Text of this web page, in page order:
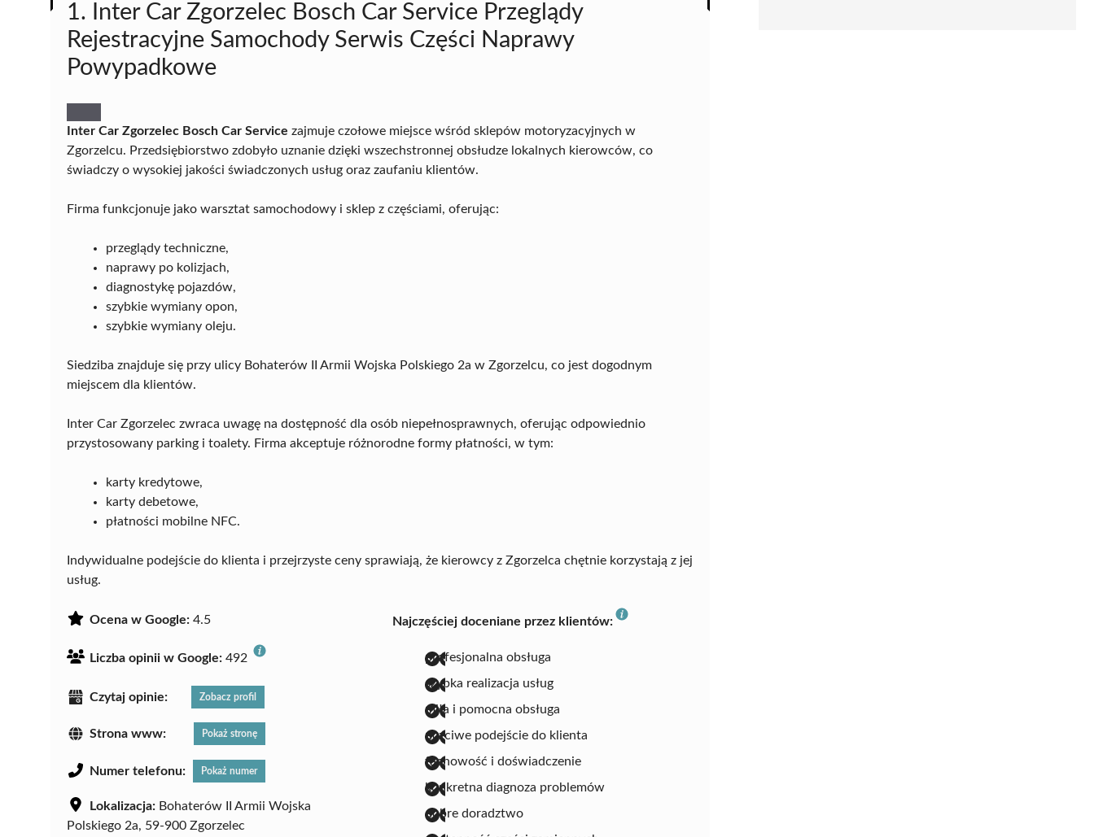
1. Inter Car Zgorzelec Bosch Car Service Przeglądy
Rejestracyjne Samochody Serwis Części Naprawy
Powypadkowe
Inter Car Zgorzelec Bosch Car Service zajmuje czołowe miejsce wśród sklepów motoryzacyjnych w
Zgorzelcu. Przedsiębiorstwo zdobyło uznanie dzięki wszechstronnej obsłudze lokalnych kierowców, co
świadczy o wysokiej jakości świadczonych usług oraz zaufaniu klientów.
Firma funkcjonuje jako warsztat samochodowy i sklep z częściami, oferując:
przeglądy techniczne,
naprawy po kolizjach,
diagnostykę pojazdów,
szybkie wymiany opon,
szybkie wymiany oleju.
Siedziba znajduje się przy ulicy Bohaterów II Armii Wojska Polskiego 2a w Zgorzelcu, co jest dogodnym
miejscem dla klientów.
Inter Car Zgorzelec zwraca uwagę na dostępność dla osób niepełnosprawnych, oferując odpowiednio
przystosowany parking i toalety. Firma akceptuje różnorodne formy płatności, w tym:
karty kredytowe,
karty debetowe,
płatności mobilne NFC.
Indywidualne podejście do klienta i przejrzyste ceny sprawiają, że kierowcy z Zgorzelca chętnie korzystają z jej
usług.
Ocena w Google: 4.5
Liczba opinii w Google: 492
Czytaj opinie: Zobacz profil
Strona www: Pokaż stronę
Numer telefonu: Pokaż numer
Lokalizacja: Bohaterów II Armii Wojska
Polskiego 2a, 59-900 Zgorzelec
Najczęściej doceniane przez klientów:
profesjonalna obsługa
szybka realizacja usług
miła i pomocna obsługa
uczciwe podejście do klienta
fachowość i doświadczenie
konkretna diagnoza problemów
dobre doradztwo